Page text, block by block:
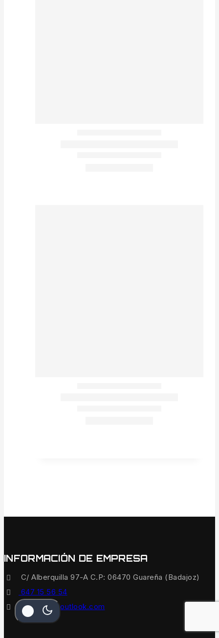
INFORMACIÓN DE EMPRESA
C/ Alberquilla 97-A C.P: 06470 Guareña (Badajoz)
647 15 56 54
quinvaco@outlook.com